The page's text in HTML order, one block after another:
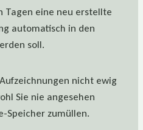
Tagen eine neu erstellte
automatisch in den
soll.
nicht ewig
Sie nie angesehen
Speicher zumüllen.